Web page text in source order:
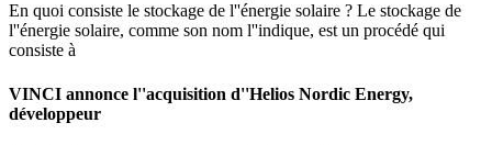
En quoi consiste le stockage de l''énergie solaire ? Le stockage de
l''énergie solaire, comme son nom l''indique, est un procédé qui
consiste à
VINCI annonce l''acquisition d''Helios Nordic Energy,
développeur